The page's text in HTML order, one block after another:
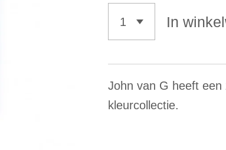
In
John van G heeft een
kleurcollectie.